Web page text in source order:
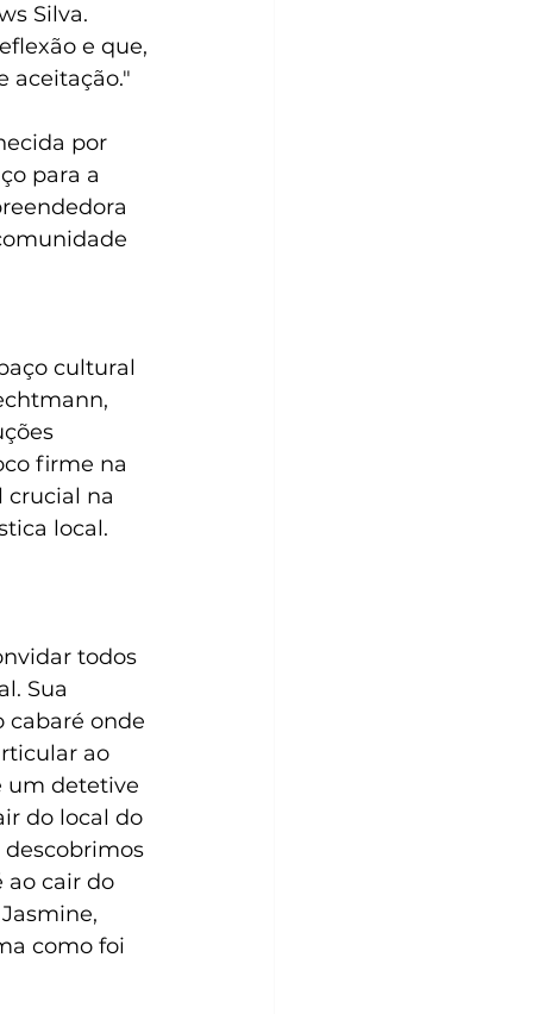
Silva.
e que,
aceitação."
por
para a
cultural
firme na
crucial na
local.
todos
Sua
cabaré onde
ao
um detetive
do local do
ao cair do
como foi